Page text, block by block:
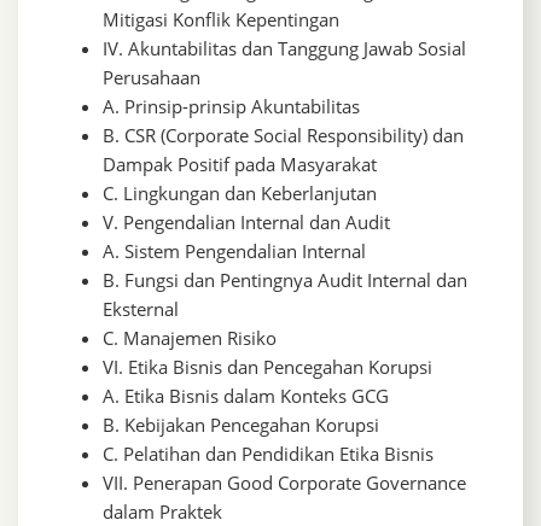
Mitigasi Konflik Kepentingan
IV. Akuntabilitas dan Tanggung Jawab Sosial
Perusahaan
A. Prinsip-prinsip Akuntabilitas
B. CSR (Corporate Social Responsibility) dan
Dampak Positif pada Masyarakat
C. Lingkungan dan Keberlanjutan
V. Pengendalian Internal dan Audit
A. Sistem Pengendalian Internal
B. Fungsi dan Pentingnya Audit Internal dan
Eksternal
C. Manajemen Risiko
VI. Etika Bisnis dan Pencegahan Korupsi
A. Etika Bisnis dalam Konteks GCG
B. Kebijakan Pencegahan Korupsi
C. Pelatihan dan Pendidikan Etika Bisnis
VII. Penerapan Good Corporate Governance
dalam Praktek